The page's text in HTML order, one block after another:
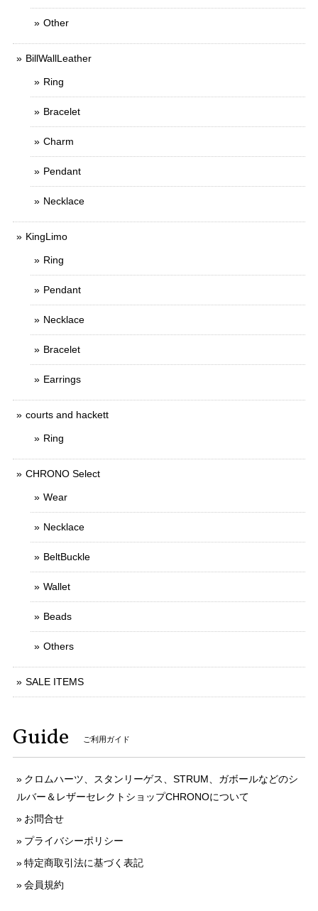
Other
BillWallLeather
Ring
Bracelet
Charm
Pendant
Necklace
KingLimo
Ring
Pendant
Necklace
Bracelet
Earrings
courts and hackett
Ring
CHRONO Select
Wear
Necklace
BeltBuckle
Wallet
Beads
Others
SALE ITEMS
Guide ご利用ガイド
クロムハーツ、スタンリーゲス、STRUM、ガボールなどのシ
ルバー＆レザーセレクトショップCHRONOについて
お問合せ
プライバシーポリシー
特定商取引法に基づく表記
会員規約